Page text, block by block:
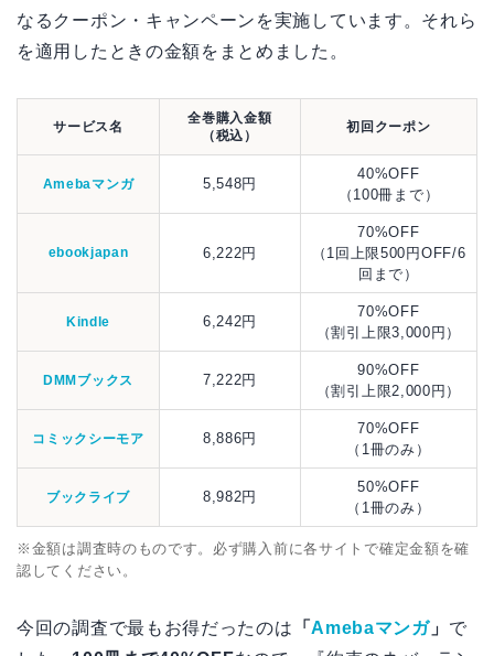
なるクーポン・キャンペーンを実施しています。それら
を適用したときの金額をまとめました。
サービス名
全巻購入金額
（税込）
初回クーポン
Amebaマンガ 5,548円
40%OFF
（100冊まで）
ebookjapan 6,222円
70%OFF
（1回上限500円OFF/6
回まで）
Kindle 6,242円
70%OFF
（割引上限3,000円）
DMMブックス 7,222円
90%OFF
（割引上限2,000円）
コミックシーモア 8,886円
70%OFF
（1冊のみ）
ブックライブ 8,982円
50%OFF
（1冊のみ）
※金額は調査時のものです。必ず購入前に各サイトで確定金額を確
認してください。
今回の調査で最もお得だったのは 「Amebaマンガ」 で